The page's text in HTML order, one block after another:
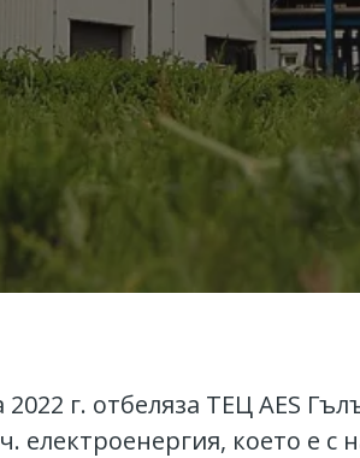
г. отбеляза ТЕЦ AES
електроенергия, което е